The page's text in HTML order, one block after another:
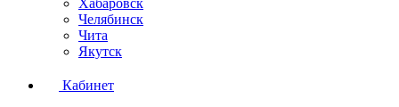
Хабаровск
Челябинск
Чита
Якутск
Кабинет